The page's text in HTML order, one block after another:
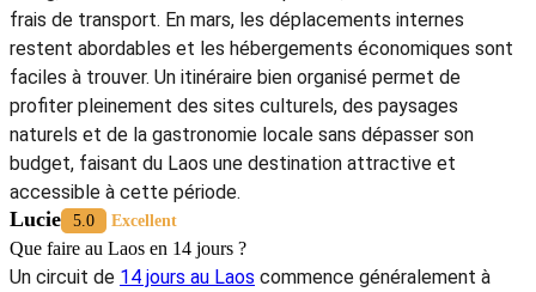
frais de transport. En mars, les déplacements internes
restent abordables et les hébergements économiques sont
faciles à trouver. Un itinéraire bien organisé permet de
profiter pleinement des sites culturels, des paysages
naturels et de la gastronomie locale sans dépasser son
budget, faisant du Laos une destination attractive et
accessible à cette période.
Lucie 5.0 Excellent
Que faire au Laos en 14 jours ?
Un circuit de 14 jours au Laos commence généralement à